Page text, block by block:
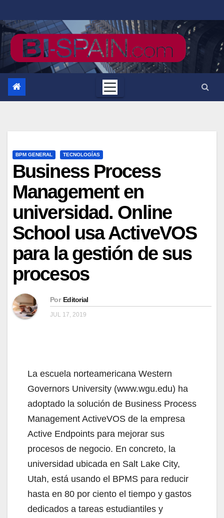
al
contenido
BPM GENERAL TECNOLOGÍAS
Business Process
Management en
universidad. Online
School usa ActiveVOS
para la gestión de sus
procesos
Por Editorial
JUL 17, 2019
La escuela norteamericana Western
Governors University (www.wgu.edu) ha
adoptado la solución de Business Process
Management ActiveVOS de la empresa
Active Endpoints para mejorar sus
procesos de negocio. En concreto, la
universidad ubicada en Salt Lake City,
Utah, está usando el BPMS para reducir
hasta en 80 por ciento el tiempo y gastos
dedicados a tareas estudiantiles y